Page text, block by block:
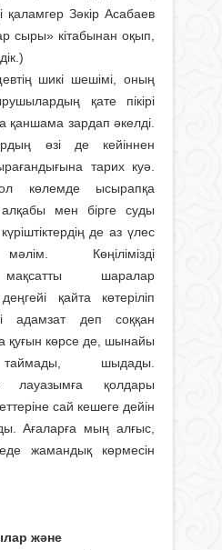
қаламгер Зәкір Асабаев
сыры» кітабынан оқып,
шикі шешімі, оның
қате пікірі
қаншама зардап әкелді.
өзі де кейіннен
тарих куә.
көлемде ысырапқа
мен бірге суды
де аз үлес
Көңілімізді
мақсатты шаралар
қайта көтеріліп
адамзат деп соққан
қуғын көрсе де, шынайы
таймады, шыдады.
лауазымға қолдары
сай кешеге дейін
Ағаларға мың алғыс,
жамандық көрмесін
және